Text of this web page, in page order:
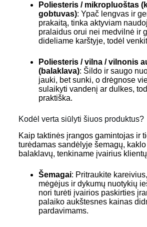
Poliesteris / mikropluoštas
gobtuvas): Ypač lengvas ir
prakaitą, tinka aktyviam
pralaidus orui nei medvilnė ir
dideliame karštyje, todėl
Poliesteris / vilna / vilnonis
(balaklava): Šildo ir saugo
jauki, bet sunki, o drėgnose
sulaikyti vandenį ar dulkes,
praktiška.
Kodėl verta siūlyti šiuos produktus?
Kaip taktinės įrangos gamintojas ir
turėdamas sandėlyje šemagų,
balaklavų, tenkiname įvairius
Šemagai: Pritraukite
mėgėjus ir dykumų nuotykių
nori turėti įvairios paskirties
palaiko aukštesnes kainas
pardavimams.